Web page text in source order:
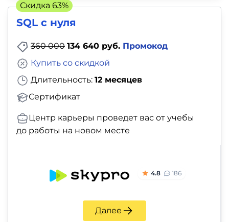
SQL с нуля
360 000 134 640 руб. Промокод
Длительность: 12 месяцев
Сертификат
Купить со скидкой
Центр карьеры проведет вас от учебы
до работы на новом месте
4.8 186
Далее
Скидка 63%